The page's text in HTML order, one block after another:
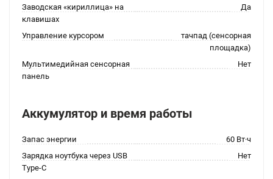
Заводская «кириллица» на
клавишах
Да
Управление курсором
тачпад (сенсорная
площадка)
Мультимедийная сенсорная
панель
Нет
Аккумулятор и время работы
Запас энергии
60 Вт·ч
Зарядка ноутбука через USB
Type-C
Нет